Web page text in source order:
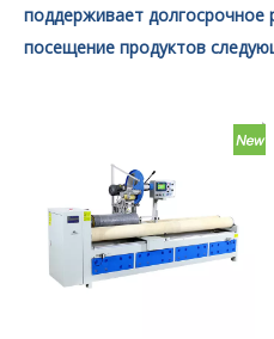
поддерживает долгосрочное
посещение продуктов